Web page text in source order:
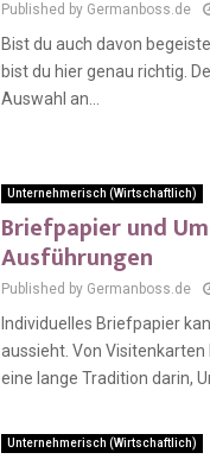
Published by Germanboss.de
Bist du auch davon
bist du hier genau richtig.
Auswahl an...
Unternehmerisch (Wirtschaftlich)
Briefpapier und
Ausführungen
Published by Germanboss.de
Individuelles Briefpapier
aussieht. Von
eine lange Tradition darin,
Unternehmerisch (Wirtschaftlich)